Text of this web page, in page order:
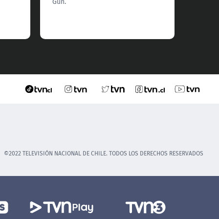
©2022 TELEVISIÓN NACIONAL DE CHILE. TODOS LOS DERECHOS RESERVADOS